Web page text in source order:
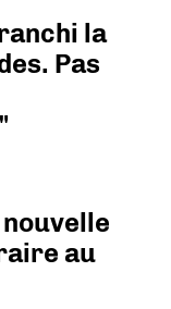
la
Pas
au